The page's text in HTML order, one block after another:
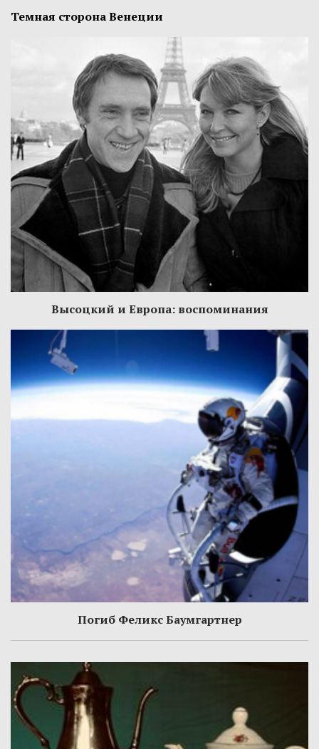
Темная сторона Венеции
Высоцкий и Европа: воспоминания
Погиб Феликс Баумгартнер